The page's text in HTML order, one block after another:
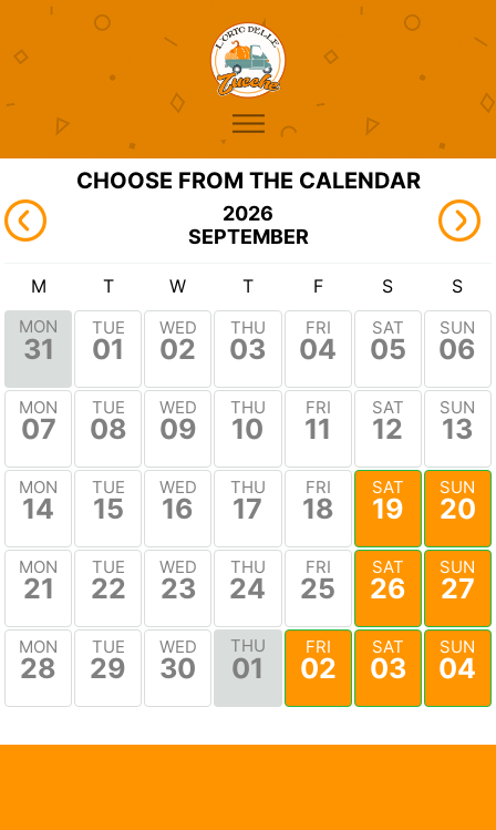
CHOOSE FROM THE CALENDAR
2026
SEPTEMBER
M T W T F S S
MON
31
TUE
01
WED
02
THU
03
FRI
04
SAT
05
SUN
06
MON
07
TUE
08
WED
09
THU
10
FRI
11
SAT
12
SUN
13
MON
14
TUE
15
WED
16
THU
17
FRI
18
SAT
19
SUN
20
MON
21
TUE
22
WED
23
THU
24
FRI
25
SAT
26
SUN
27
MON
28
TUE
29
WED
30
THU
01
FRI
02
SAT
03
SUN
04